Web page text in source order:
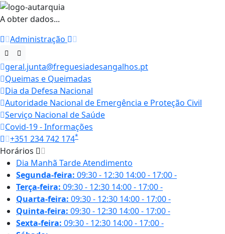
A obter dados...
Administração
geral.junta@freguesiadesangalhos.pt
Queimas e Queimadas
Dia da Defesa Nacional
Autoridade Nacional de Emergência e Proteção Civil
Serviço Nacional de Saúde
Covid-19 - Informações
+351 234 742 174*
Horários
Dia Manhã TardeAtendimento
Segunda-feira: 09:30 - 12:30 14:00 - 17:00-
Terça-feira: 09:30 - 12:30 14:00 - 17:00-
Quarta-feira: 09:30 - 12:30 14:00 - 17:00-
Quinta-feira: 09:30 - 12:30 14:00 - 17:00-
Sexta-feira: 09:30 - 12:30 14:00 - 17:00-